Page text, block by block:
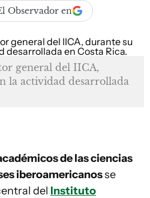
Observador en
general del IICA,
la actividad desarrollada
de las ciencias
iberoamericanosse
del Instituto